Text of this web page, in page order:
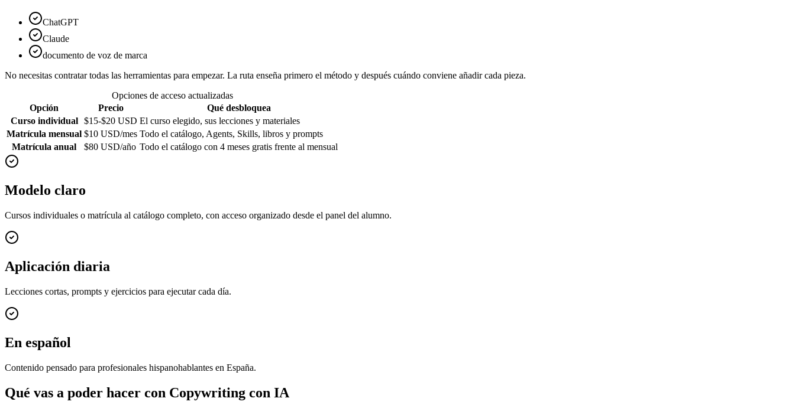
ChatGPT
Claude
documento de voz de marca
No necesitas contratar todas las herramientas para empezar. La ruta enseña primero el método y después cuándo conviene añadir cada pieza.
Opciones de acceso actualizadas
Opción
Precio
Qué desbloquea
Curso individual
$15-$20 USD El curso elegido, sus lecciones y materiales
Matrícula mensual $10 USD/mes Todo el catálogo, Agents, Skills, libros y prompts
Matrícula anual
$80 USD/año Todo el catálogo con 4 meses gratis frente al mensual
Modelo claro
Cursos individuales o matrícula al catálogo completo, con acceso organizado desde el panel del alumno.
Aplicación diaria
Lecciones cortas, prompts y ejercicios para ejecutar cada día.
En español
Contenido pensado para profesionales hispanohablantes en España.
Qué vas a poder hacer con Copywriting con IA